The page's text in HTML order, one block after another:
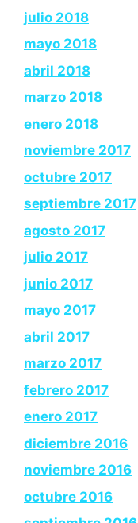
julio 2018
mayo 2018
abril 2018
marzo 2018
enero 2018
noviembre 2017
octubre 2017
septiembre 2017
agosto 2017
julio 2017
junio 2017
mayo 2017
abril 2017
marzo 2017
febrero 2017
enero 2017
diciembre 2016
noviembre 2016
octubre 2016